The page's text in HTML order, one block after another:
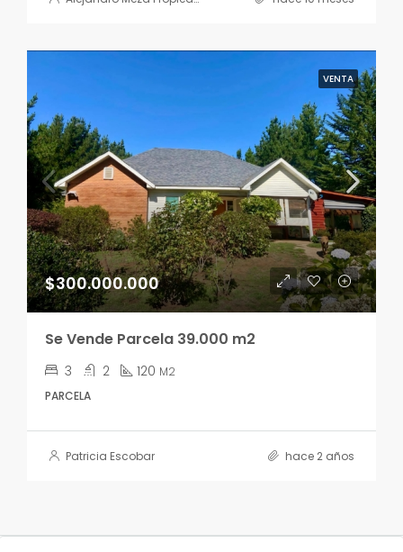
VENTA
$300.000.000
Se Vende Parcela 39.000 m2
3 2 120 M2
PARCELA
Patricia Escobar hace 2 años